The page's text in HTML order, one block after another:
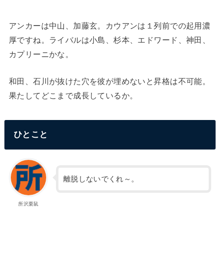
アンカーは中山、加藤玄。カウアンは１列前での起用濃
厚ですね。ライバルは小島、杉本、エドワード、神田、
カプリーニかな。
和田、石川が抜けた穴を彼が埋めないと昇格は不可能。
果たしてどこまで成長しているか。
ひとこと
所沢栗鼠
離脱しないでくれ～。